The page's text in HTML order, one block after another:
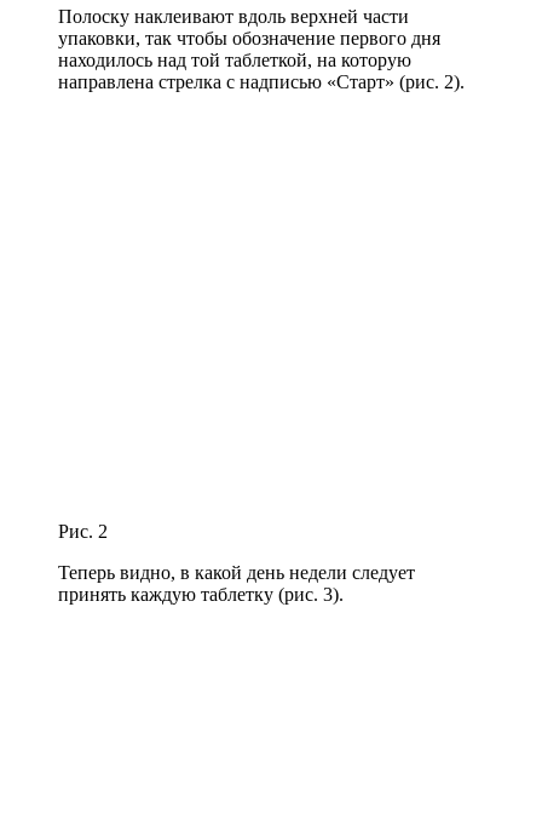
Полоску наклеивают вдоль верхней части
упаковки, так чтобы обозначение первого дня
находилось над той таблеткой, на которую
направлена стрелка с надписью «Старт» (рис. 2).
Рис. 2
Теперь видно, в какой день недели следует
принять каждую таблетку (рис. 3).